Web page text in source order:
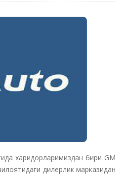
харидорларимиздан бири GM
дилерлик марказидан